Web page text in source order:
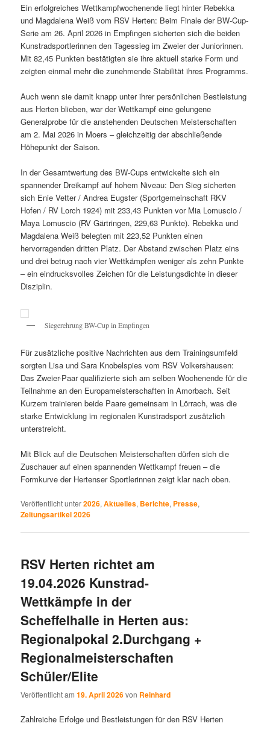
Ein erfolgreiches Wettkampfwochenende liegt hinter Rebekka
und Magdalena Weiß vom RSV Herten: Beim Finale der BW-Cup-
Serie am 26. April 2026 in Empfingen sicherten sich die beiden
Kunstradsportlerinnen den Tagessieg im Zweier der Juniorinnen.
Mit 82,45 Punkten bestätigten sie ihre aktuell starke Form und
zeigten einmal mehr die zunehmende Stabilität ihres Programms.
Auch wenn sie damit knapp unter ihrer persönlichen Bestleistung
aus Herten blieben, war der Wettkampf eine gelungene
Generalprobe für die anstehenden Deutschen Meisterschaften
am 2. Mai 2026 in Moers – gleichzeitig der abschließende
Höhepunkt der Saison.
In der Gesamtwertung des BW-Cups entwickelte sich ein
spannender Dreikampf auf hohem Niveau: Den Sieg sicherten
sich Enie Vetter / Andrea Eugster (Sportgemeinschaft RKV
Hofen / RV Lorch 1924) mit 233,43 Punkten vor Mia Lomuscio /
Maya Lomuscio (RV Gärtringen, 229,63 Punkte). Rebekka und
Magdalena Weiß belegten mit 223,52 Punkten einen
hervorragenden dritten Platz. Der Abstand zwischen Platz eins
und drei betrug nach vier Wettkämpfen weniger als zehn Punkte
– ein eindrucksvolles Zeichen für die Leistungsdichte in dieser
Disziplin.
Siegerehrung BW-Cup in Empfingen
Für zusätzliche positive Nachrichten aus dem Trainingsumfeld
sorgten Lisa und Sara Knobelspies vom RSV Volkershausen:
Das Zweier-Paar qualifizierte sich am selben Wochenende für die
Teilnahme an den Europameisterschaften in Amorbach. Seit
Kurzem trainieren beide Paare gemeinsam in Lörrach, was die
starke Entwicklung im regionalen Kunstradsport zusätzlich
unterstreicht.
Mit Blick auf die Deutschen Meisterschaften dürfen sich die
Zuschauer auf einen spannenden Wettkampf freuen – die
Formkurve der Hertenser Sportlerinnen zeigt klar nach oben.
Veröffentlicht unter2026,Aktuelles, Berichte, Presse,
Zeitungsartikel 2026
RSV Herten richtet am
19.04.2026 Kunstrad-
Wettkämpfe in der
Scheffelhalle in Herten aus:
Regionalpokal 2.Durchgang +
Regionalmeisterschaften
Schüler/Elite
Veröffentlicht am19. April 2026von Reinhard
Zahlreiche Erfolge und Bestleistungen für den RSV Herten